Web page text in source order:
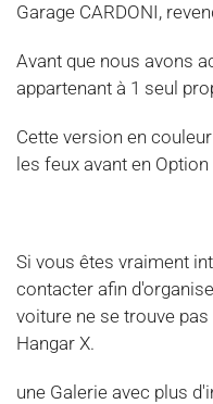
Garage CARDONI,
Avant que nous avons
appartenant à 1 seul
Cette version en
les feux avant en
Si vous êtes vraiment
contacter afin
voiture ne se trouve
Hangar X.
une Galerie avec plus